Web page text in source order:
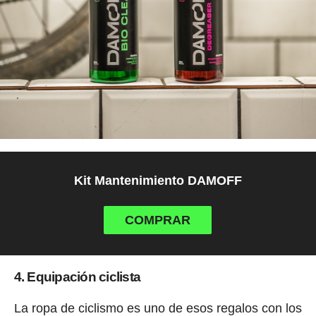
Kit Mantenimiento DAMOFF
COMPRAR
4. Equipación ciclista
La ropa de ciclismo es uno de esos regalos con los